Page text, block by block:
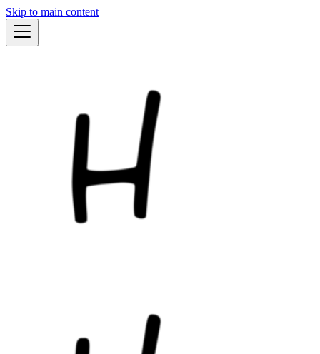
Skip to main content